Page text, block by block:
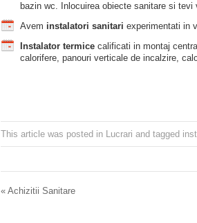
bazin wc. Inlocuirea obiecte sanitare si tevi
Avem instalatori sanitari experimentati in
Instalator termice calificati in montaj
calorifere, panouri verticale de incalzire,
This article was posted in Lucrari and tagged
« Achizitii Sanitare